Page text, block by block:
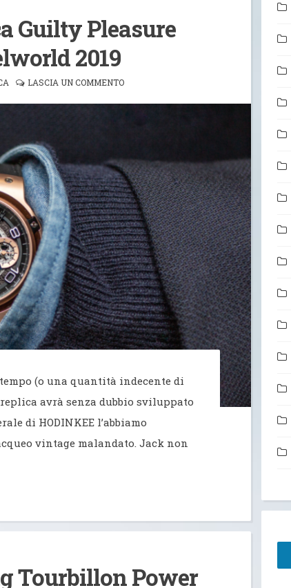
Guilty Pleasure
2019
LASCIA UN COMMENTO
(o una quantità indecente di
avrà senza dubbio sviluppato
di HODINKEE l’abbiamo
vintage malandato. Jack non
Tourbillon Power